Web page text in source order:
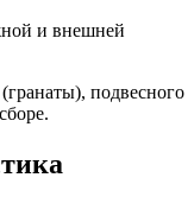
и внешней
подвесного